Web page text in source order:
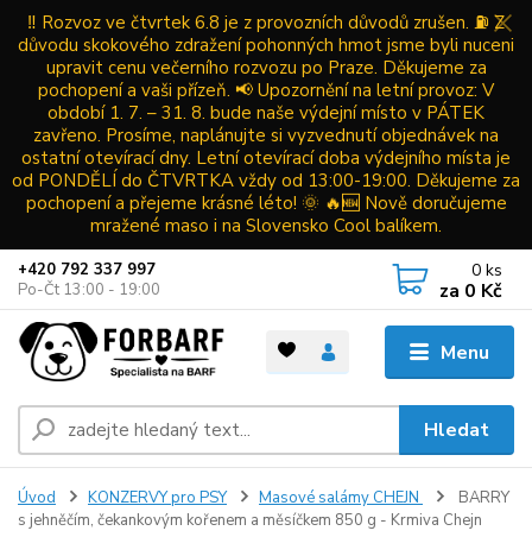
‼️ Rozvoz ve čtvrtek 6.8 je z provozních důvodů zrušen. ⛽ Z
důvodu skokového zdražení pohonných hmot jsme byli nuceni
upravit cenu večerního rozvozu po Praze. Děkujeme za
pochopení a vaši přízeň. 📢 Upozornění na letní provoz: V
období 1. 7. – 31. 8. bude naše výdejní místo v PÁTEK
zavřeno. Prosíme, naplánujte si vyzvednutí objednávek na
ostatní otevírací dny. Letní otevírací doba výdejního místa je
od PONDĚLÍ do ČTVRTKA vždy od 13:00-19:00. Děkujeme za
pochopení a přejeme krásné léto! 🌞 🔥🆕 Nově doručujeme
mražené maso i na Slovensko Cool balíkem.
Menu
Hledat
+420 792 337 997
Po-Čt 13:00 - 19:00
0 ks
za 0 Kč
Úvod KONZERVY pro PSY Masové salámy CHEJN
BARRY
s jehněčím, čekankovým kořenem a měsíčkem 850 g - Krmiva Chejn